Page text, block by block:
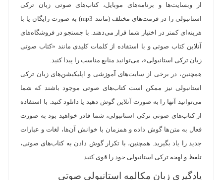
از وبسایت‌ها و برنامه‌های موبایل، کتاب‌های صوتی زبان ترکی
استانبولی را در فرمت‌های مختلف (مانند mp3) به صورت رایگان یا با
هزینه‌ای کمتر در اختیار شما قرار می‌دهند. با جستجو در فروشگاه‌های
آنلاین کتاب صوتی و با استفاده از کلمات کلیدی مانند «کتاب صوتی
زبان ترکی استانبولی»، می‌توانید منابع مناسب را پیدا کنید.
همچنین، در برخی از سایت‌های آموزشی و اپلیکیشن‌های زبان ترکی
استانبولی نیز ممکن است کتاب‌های صوتی موجود باشند که شما
می‌توانید آنها را به صورت آنلاین گوش دهید یا دانلود کنید. با استفاده
از کتاب‌های صوتی ترکی استانبولی، شما قادر خواهید بود به صورت
فعال به متن‌ها گوش داده و همزمان با خوانش آن‌ها، لغات و عبارات
جدید را یاد بگیرید. همچنین، با تکرار گوش دادن به کتاب‌های صوتی،
تلفظ و لهجه ترکی استانبولی خود را قوی کنید.
يادگيري زبان مکالمه استانبولی صوتی